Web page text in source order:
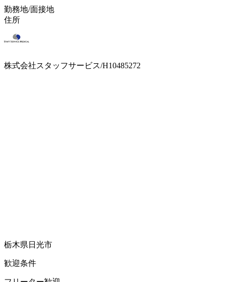
勤務地/面接地
住所
株式会社スタッフサービス/H10485272
栃木県日光市
歓迎条件